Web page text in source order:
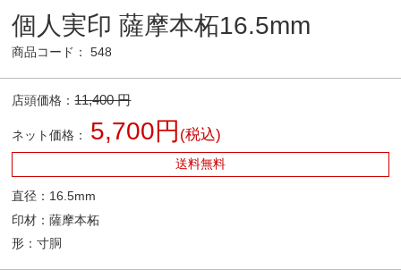
個人実印 薩摩本柘16.5mm
商品コード： 548
店頭価格：11,400 円
ネット価格： 5,700円 (税込)
送料無料
直径：16.5mm
印材：薩摩本柘
形：寸胴